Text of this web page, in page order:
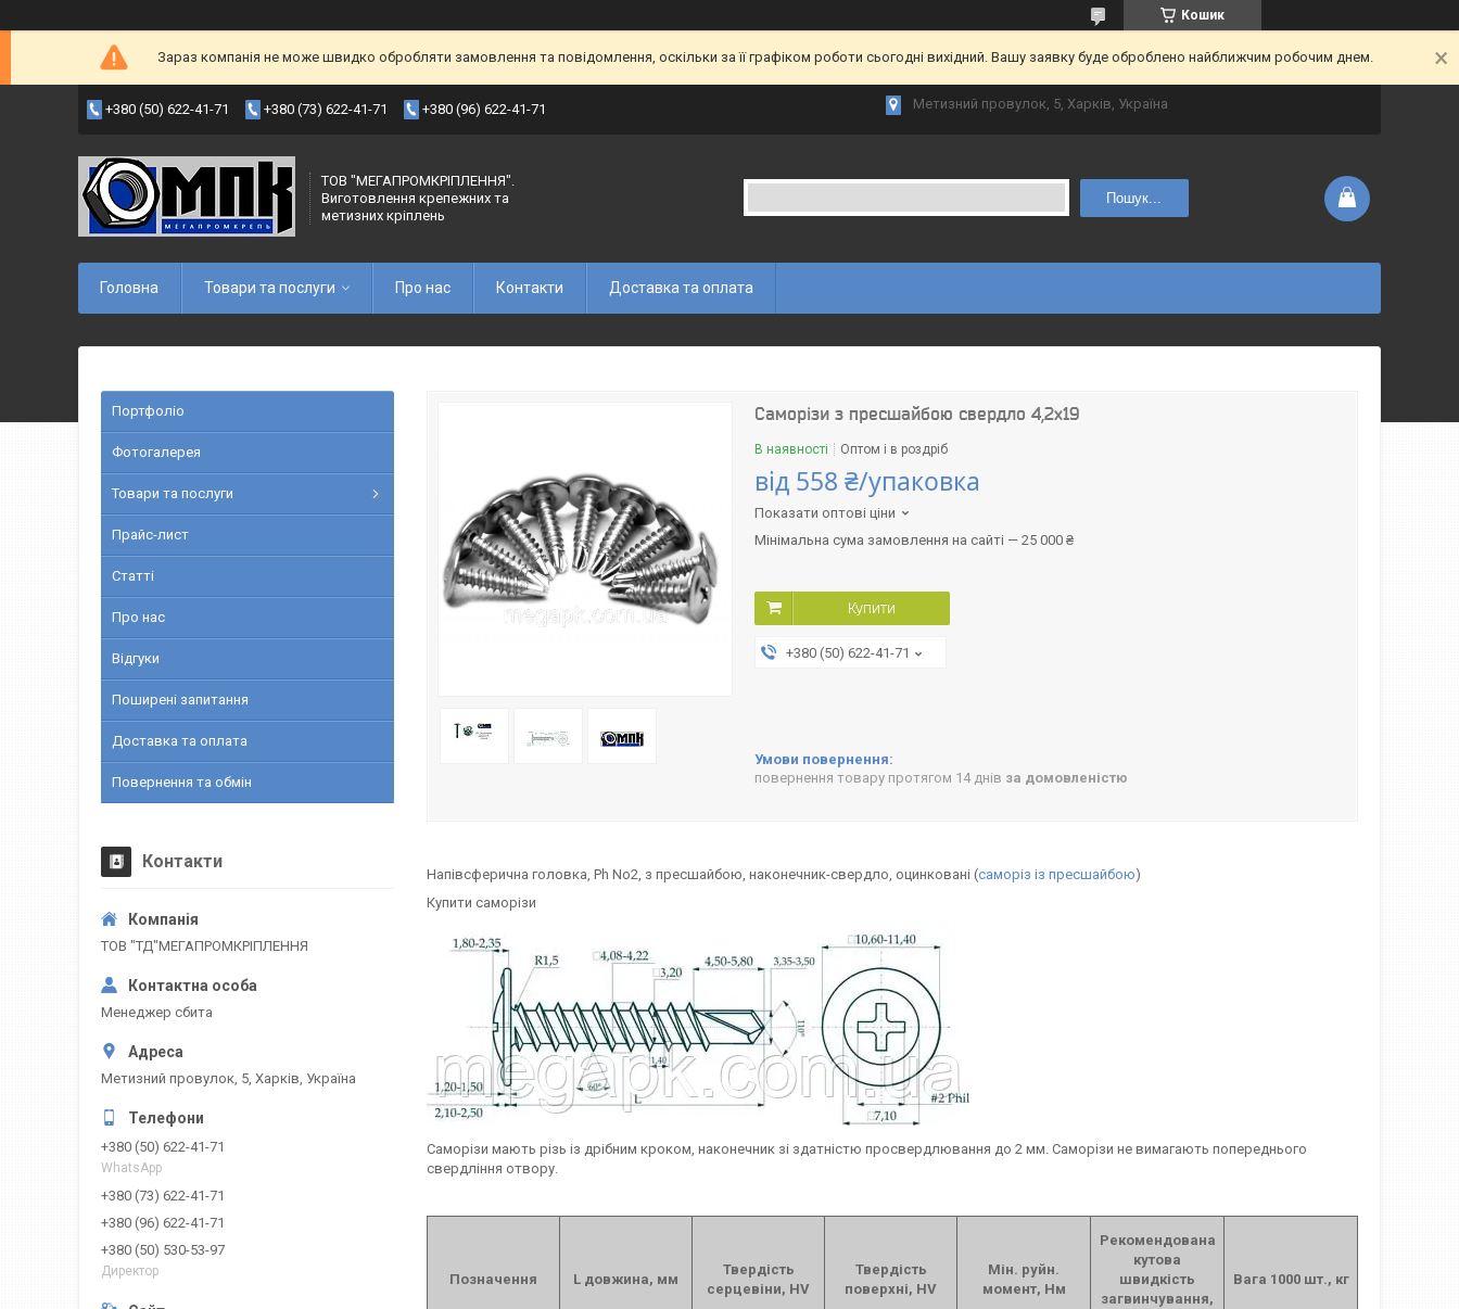
Кошик
Зараз компанія не може швидко обробляти замовлення та повідомлення, оскільки за її графіком роботи сьогодні вихідний. Вашу заявку буде оброблено найближчим робочим днем.
+380 (50) 622-41-71 +380 (73) 622-41-71 +380 (96) 622-41-71 Метизний провулок, 5, Харків, Україна
ТОВ "МЕГАПРОМКРІПЛЕННЯ".
Виготовлення крепежних та
метизних кріплень
Пошук...
Головна Товари та послуги Про нас Контакти Доставка та оплата
Саморізи з пресшайбою свердло 4,2х19
В наявності Оптом і в роздріб
від 558 ₴/упаковка
Показати оптові ціни
Мінімальна сума замовлення на сайті — 25 000 ₴
Купити
+380 (50) 622-41-71
повернення товару протягом 14 днів за домовленістю
Напівсферична головка, Ph No2, з пресшайбою, наконечник-свердло, оцинковані (саморіз із пресшайбою)
Купити саморізи
Саморізи мають різь із дрібним кроком, наконечник зі здатністю просвердлювання до 2 мм. Саморізи не вимагають попереднього
свердління отвору.
Позначення L довжина, мм
Твердість
серцевіни, HV
Твердість
поверхні, HV
Мін. руйн.
момент, Нм
Рекомендована
кутова
швидкість
загвинчування,
Вага 1000 шт., кг
Портфоліо
Фотогалерея
Товари та послуги
Прайс-лист
Статті
Про нас
Відгуки
Поширені запитання
Доставка та оплата
Повернення та обмін
Контакти
ТОВ "ТД"МЕГАПРОМКРІПЛЕННЯ
Менеджер сбита
Метизний провулок, 5, Харків, Україна
+380 (50) 622-41-71
WhatsApp
+380 (73) 622-41-71
+380 (96) 622-41-71
+380 (50) 530-53-97
Директор